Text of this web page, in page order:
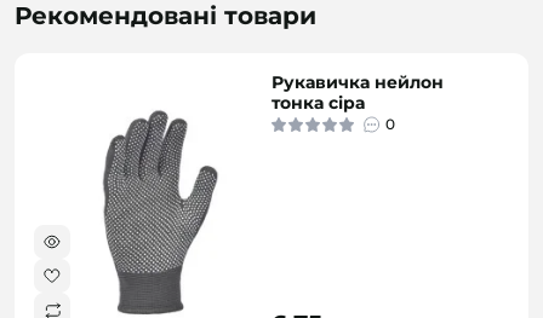
Рекомендовані товари
Рукавичка нейлон
тонка сіра
0